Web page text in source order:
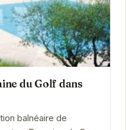
du Golf dans
balnéaire de